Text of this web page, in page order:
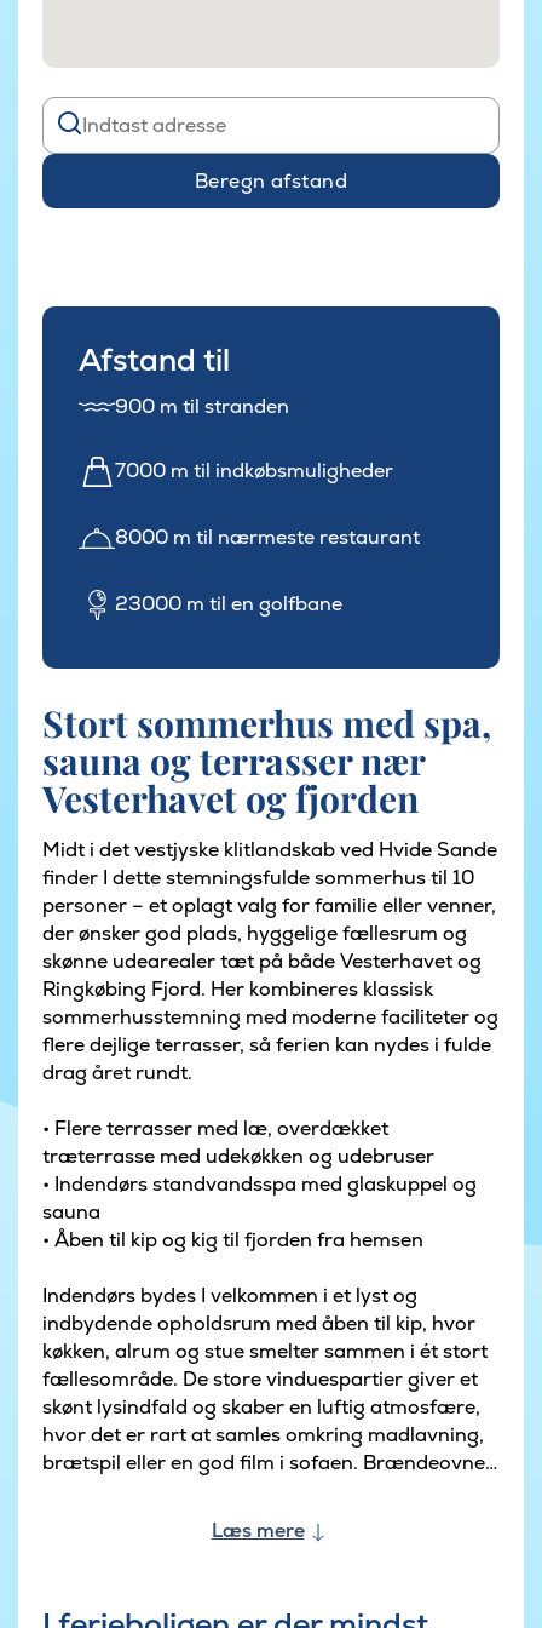
Beregn afstand
Afstand til
900 m til stranden
7000 m til indkøbsmuligheder
8000 m til nærmeste restaurant
23000 m til en golfbane
Stort sommerhus med spa,
sauna og terrasser nær
Vesterhavet og fjorden
Midt i det vestjyske klitlandskab ved Hvide Sande
finder I dette stemningsfulde sommerhus til 10
personer – et oplagt valg for familie eller venner,
der ønsker god plads, hyggelige fællesrum og
skønne udearealer tæt på både Vesterhavet og
Ringkøbing Fjord. Her kombineres klassisk
sommerhusstemning med moderne faciliteter og
flere dejlige terrasser, så ferien kan nydes i fulde
drag året rundt.
• Flere terrasser med læ, overdækket
træterrasse med udekøkken og udebruser
• Indendørs standvandsspa med glaskuppel og
sauna
• Åben til kip og kig til fjorden fra hemsen
Indendørs bydes I velkommen i et lyst og
indbydende opholdsrum med åben til kip, hvor
køkken, alrum og stue smelter sammen i ét stort
fællesområde. De store vinduespartier giver et
skønt lysindfald og skaber en luftig atmosfære,
hvor det er rart at samles omkring madlavning,
brætspil eller en god film i sofaen. Brændeovnen
vinkøleskabet sætter prikken over i’et til en
Læs mere